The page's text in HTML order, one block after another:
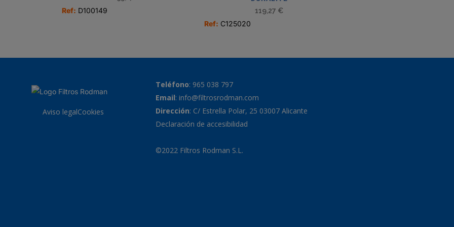
Ref: D100149
119,27 €
Ref: C125020
Aviso legalCookies
Teléfono: 965 038 797
Email: info@filtrosrodman.com
Dirección: C/ Estrella Polar, 25 03007 Alicante
Declaración de accesibilidad
©2022 Filtros Rodman S.L.